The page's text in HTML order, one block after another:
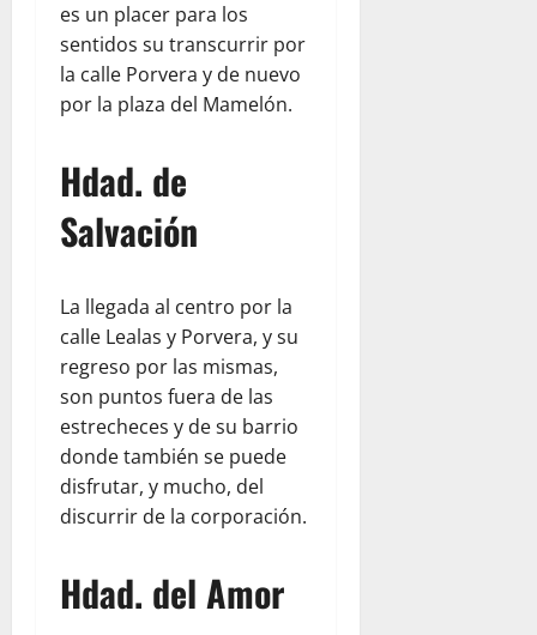
es un placer para los
sentidos su transcurrir por
la calle Porvera y de nuevo
por la plaza del Mamelón.
Hdad. de
Salvación
La llegada al centro por la
calle Lealas y Porvera, y su
regreso por las mismas,
son puntos fuera de las
estrecheces y de su barrio
donde también se puede
disfrutar, y mucho, del
discurrir de la corporación.
Hdad. del Amor